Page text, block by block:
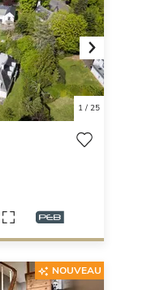
Next
1/ 25
NOUVEAU